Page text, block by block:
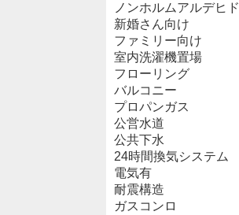
ノンホルムアルデヒド
新婚さん向け
ファミリー向け
室内洗濯機置場
フローリング
バルコニー
プロパンガス
公営水道
公共下水
24時間換気システム
電気有
耐震構造
ガスコンロ